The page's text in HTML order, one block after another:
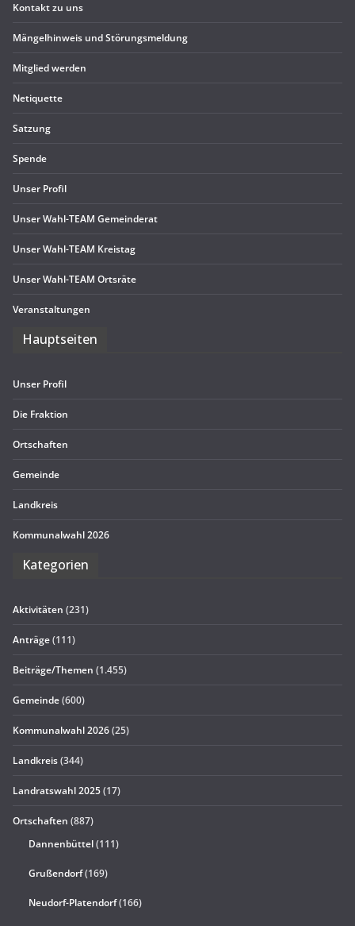
Kon­takt zu uns
Män­gel­hin­weis und Störungsmeldung
Mit­glied werden
Neti­quette
Sat­zung
Spende
Unser Pro­fil
Unser Wahl-TEAM Gemeinderat
Unser Wahl-TEAM Kreistag
Unser Wahl-TEAM Ortsräte
Ver­an­stal­tun­gen
Haupt­sei­ten
Unser Pro­fil
Die Frak­tion
Ort­schaf­ten
Gemeinde
Land­kreis
Kom­mu­nal­wahl 2026
Kate­go­rien
Aktivitäten (231)
Anträge(111)
Beiträge/Themen (1.455)
Gemeinde(600)
Kommunalwahl 2026(25)
Landkreis(344)
Landratswahl 2025(17)
Ortschaften (887)
Dannenbüttel(111)
Grußendorf(169)
Neudorf-Platendorf(166)